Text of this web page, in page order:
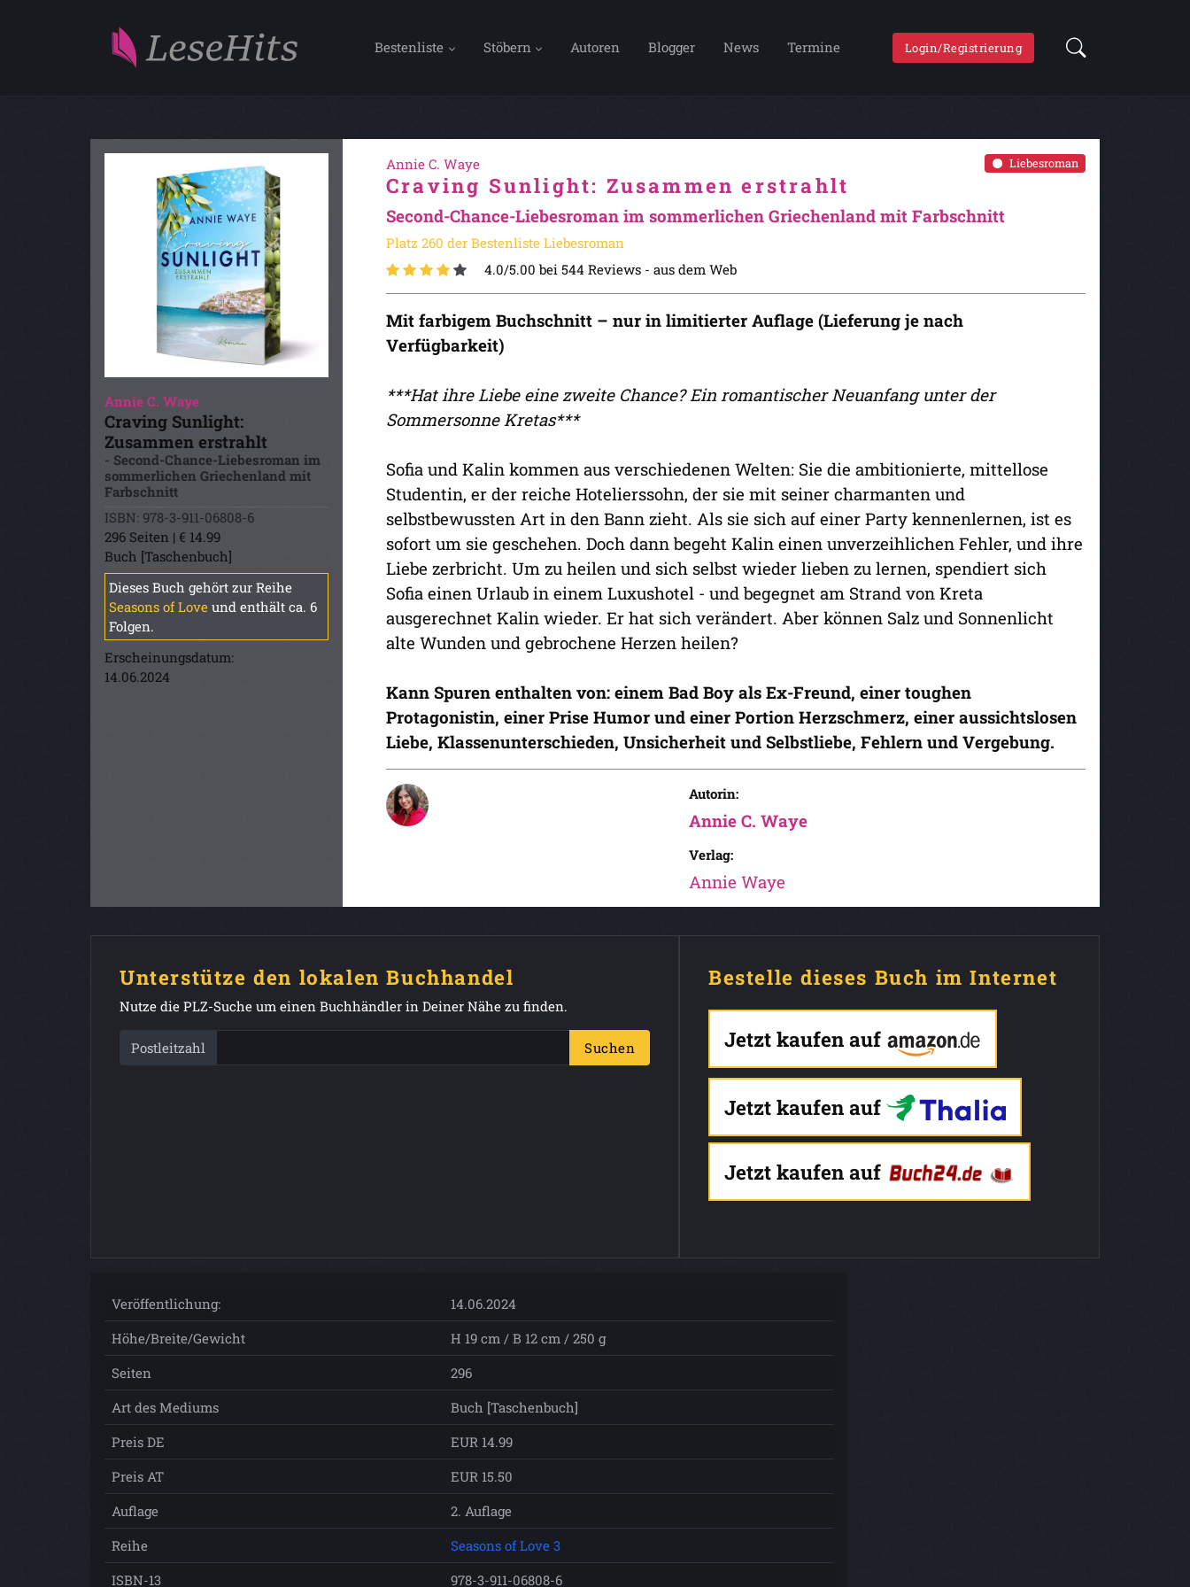
Bestenliste Stöbern Autoren Blogger News Termine Login/Registrierung
Annie C. Waye
Craving Sunlight:
Zusammen erstrahlt
- Second-Chance-Liebesroman im
sommerlichen Griechenland mit
Farbschnitt
ISBN: 978-3-911-06808-6
296 Seiten | € 14.99
Buch [Taschenbuch]
Dieses Buch gehört zur Reihe
Seasons of Love und enthält ca. 6
Folgen.
Erscheinungsdatum:
14.06.2024
Liebesroman
Annie C. Waye
Craving Sunlight: Zusammen erstrahlt
Second-Chance-Liebesroman im sommerlichen Griechenland mit Farbschnitt
Platz 260 der Bestenliste Liebesroman
4.0/5.00 bei 544 Reviews - aus dem Web
Mit farbigem Buchschnitt – nur in limitierter Auflage (Lieferung je nach
Verfügbarkeit)
***Hat ihre Liebe eine zweite Chance? Ein romantischer Neuanfang unter der
Sommersonne Kretas***
Sofia und Kalin kommen aus verschiedenen Welten: Sie die ambitionierte, mittellose
Studentin, er der reiche Hotelierssohn, der sie mit seiner charmanten und
selbstbewussten Art in den Bann zieht. Als sie sich auf einer Party kennenlernen, ist es
sofort um sie geschehen. Doch dann begeht Kalin einen unverzeihlichen Fehler, und ihre
Liebe zerbricht. Um zu heilen und sich selbst wieder lieben zu lernen, spendiert sich
Sofia einen Urlaub in einem Luxushotel - und begegnet am Strand von Kreta
ausgerechnet Kalin wieder. Er hat sich verändert. Aber können Salz und Sonnenlicht
alte Wunden und gebrochene Herzen heilen?
Kann Spuren enthalten von: einem Bad Boy als Ex-Freund, einer toughen
Protagonistin, einer Prise Humor und einer Portion Herzschmerz, einer aussichtslosen
Liebe, Klassenunterschieden, Unsicherheit und Selbstliebe, Fehlern und Vergebung.
Autorin:
Annie C. Waye
Verlag:
Annie Waye
Unterstütze den lokalen Buchhandel
Nutze die PLZ-Suche um einen Buchhändler in Deiner Nähe zu finden.
Postleitzahl Suchen
Bestelle dieses Buch im Internet
Jetzt kaufen auf
Jetzt kaufen auf
Jetzt kaufen auf
Veröffentlichung:
14.06.2024
Höhe/Breite/Gewicht
H 19 cm / B 12 cm / 250 g
Seiten
296
Art des Mediums
Buch [Taschenbuch]
Preis DE
EUR 14.99
Preis AT
EUR 15.50
Auflage
2. Auflage
Reihe
Seasons of Love 3
ISBN-13
978-3-911-06808-6